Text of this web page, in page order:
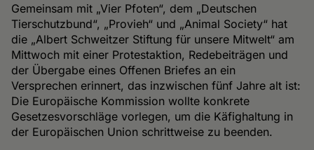
Gemeinsam mit „Vier Pfoten“, dem „Deutschen
Tierschutzbund“, „Provieh“ und „Animal Society“ hat
die „Albert Schweitzer Stiftung für unsere Mitwelt“ am
Mittwoch mit einer Protestaktion, Redebeiträgen und
der Übergabe eines Offenen Briefes an ein
Versprechen erinnert, das inzwischen fünf Jahre alt ist:
Die Europäische Kommission wollte konkrete
Gesetzesvorschläge vorlegen, um die Käfighaltung in
der Europäischen Union schrittweise zu beenden.